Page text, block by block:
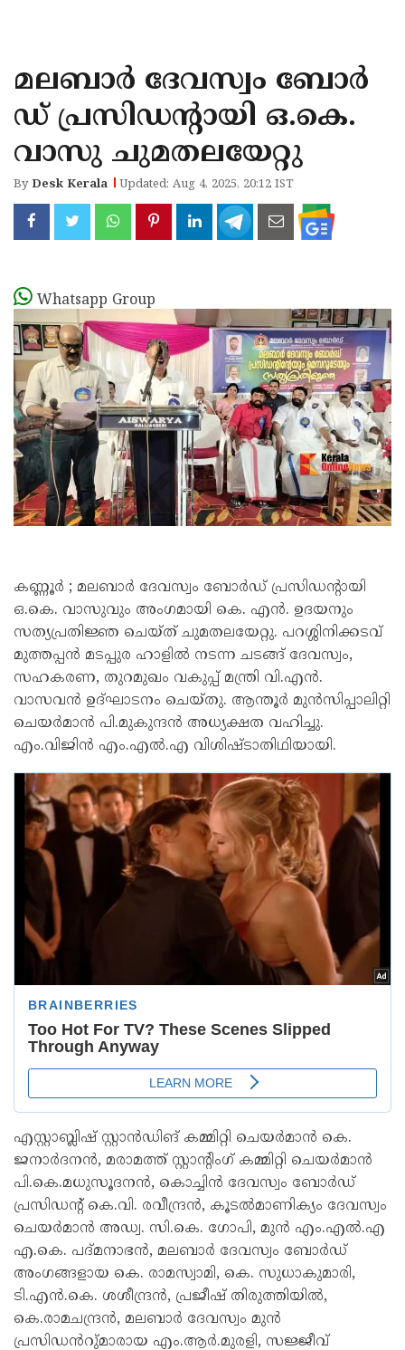
KANNUR
KASARAGOD
മലബാർ ദേവസ്വം ബോർ
ഡ് പ്രസിഡന്റായി ഒ.കെ.
വാസു ചുമതലയേറ്റു
ByDesk Kerala Updated: Aug 4, 2025, 20:12 IST
Whatsapp Group
കണ്ണൂർ ; മലബാർ ദേവസ്വം ബോർഡ് പ്രസിഡന്റായി
ഒ.കെ. വാസുവും അംഗമായി കെ. എൻ. ഉദയനും
സത്യപ്രതിജ്ഞ ചെയ്ത് ചുമതലയേറ്റു. പറശ്ശിനിക്കടവ്
മുത്തപ്പൻ മടപ്പുര ഹാളിൽ നടന്ന ചടങ്ങ് ദേവസ്വം,
സഹകരണ, തുറമുഖം വകുപ്പ് മന്ത്രി വി.എൻ.
വാസവൻ ഉദ്ഘാടനം ചെയ്തു. ആന്തൂർ മുൻസിപ്പാലിറ്റി
ചെയർമാൻ പി.മുകുന്ദൻ അധ്യക്ഷത വഹിച്ചു.
എം.വിജിൻ എം.എൽ.എ വിശിഷ്ടാതിഥിയായി.
എസ്റ്റാബ്ലിഷ് സ്റ്റാൻഡിങ് കമ്മിറ്റി ചെയർമാൻ കെ.
ജനാർദനൻ, മരാമത്ത് സ്റ്റാന്റിംഗ് കമ്മിറ്റി ചെയർമാൻ
പി.കെ.മധുസൂദനൻ, കൊച്ചിൻ ദേവസ്വം ബോർഡ്
പ്രസിഡന്റ് കെ.വി. രവീന്ദ്രൻ, കൂടൽമാണിക്യം ദേവസ്വം
ചെയർമാൻ അഡ്വ. സി.കെ. ഗോപി, മുൻ എം.എൽ.എ
എ.കെ. പദ്മനാഭൻ, മലബാർ ദേവസ്വം ബോർഡ്
അംഗങ്ങളായ കെ. രാമസ്വാമി, കെ. സുധാകുമാരി,
ടി.എൻ.കെ. ശശീന്ദ്രൻ, പ്രജീഷ് തിരുത്തിയിൽ,
കെ.രാമചന്ദ്രൻ, മലബാർ ദേവസ്വം മുൻ
പ്രസിഡൻറു്മാരായ എം.ആർ.മുരളി, സജ്ജീവ്